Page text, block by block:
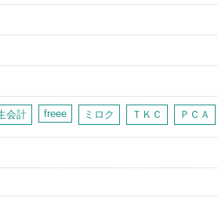
会計 freee ミロク ＴＫＣ ＰＣＡ